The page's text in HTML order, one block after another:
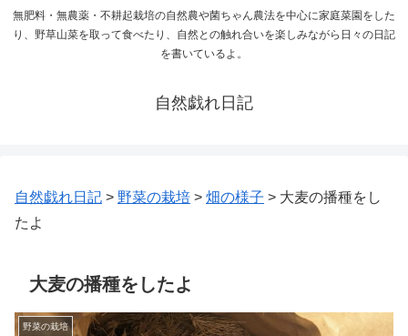
無肥料・無農薬・不耕起栽培の自然農や菌ちゃん農法を中心に家庭菜園をした
り、野草山菜を取って食べたり、自然との触れ合いを楽しみながら日々の日記
を書いているよ。
自然戯れ日記
自然戯れ日記 > 野菜の栽培 > 畑の様子 > 大麦の播種をし
たよ
大麦の播種をしたよ
野菜の栽培